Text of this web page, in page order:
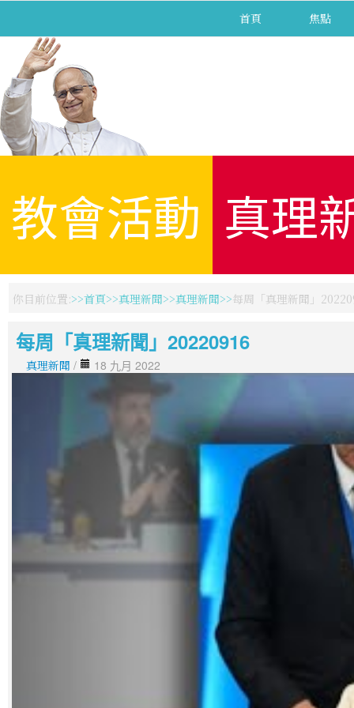
首頁 焦點
教會活動 真理
你目前位置: 首頁 真理新聞 真理新聞 每周「真理新聞」
每周「真理新聞」20220916
真理新聞 / 18 九月 2022